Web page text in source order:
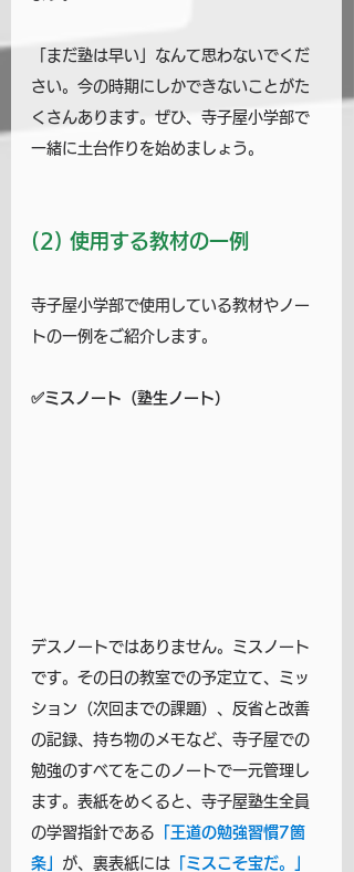
「まだ塾は早い」なんて思わないでくだ
さい。今の時期にしかできないことがた
くさんあります。 ぜひ、寺子屋小学部で
一緒に土台作りを始めましょう。
(2) 使用する教材の一例
寺子屋小学部で使用している教材やノー
トの一例をご紹介します。
✅ミスノート（塾生ノート）
デスノートではありません。ミスノート
です。その日の教室での予定立て、ミッ
ション（次回までの課題）、反省と改善
の記録、持ち物のメモなど、寺子屋での
勉強のすべてをこのノートで一元管理し
ます。表紙をめくると、寺子屋塾生全員
の学習指針である 「王道の勉強習慣7箇
条」 が、裏表紙には 「ミスこそ宝だ。」